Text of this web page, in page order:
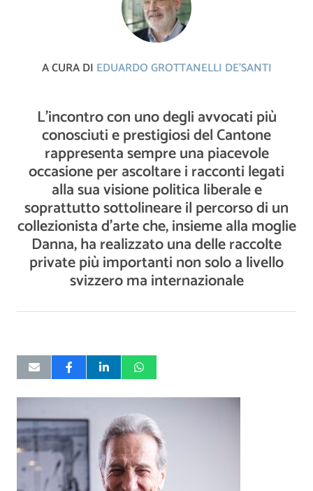
A CURA DI EDUARDO GROTTANELLI DE'SANTI
L’incontro con uno degli avvocati più
conosciuti e prestigiosi del Cantone
rappresenta sempre una piacevole
occasione per ascoltare i racconti legati
alla sua visione politica liberale e
soprattutto sottolineare il percorso di un
collezionista d’arte che, insieme alla moglie
Danna, ha realizzato una delle raccolte
private più importanti non solo a livello
svizzero ma internazionale